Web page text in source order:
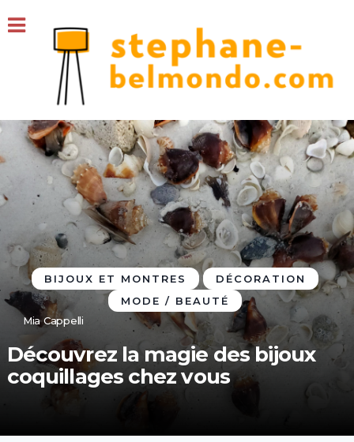
BIJOUX ET MONTRES
DÉCORATION
MODE / BEAUTÉ
Mia Cappelli
Découvrez la magie des bijoux
coquillages chez vous